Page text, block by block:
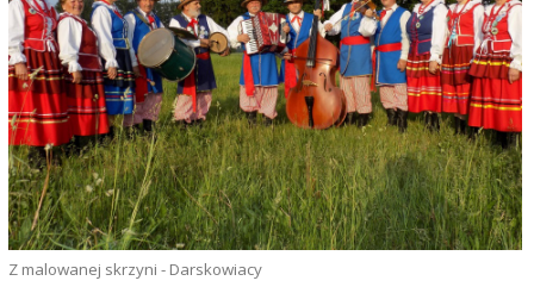
Z malowanej skrzyni - Darskowiacy